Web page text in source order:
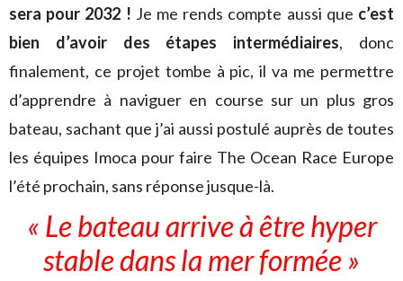
sera pour 2032 ! Je me rends compte aussi que c’est
bien d’avoir des étapes intermédiaires, donc
finalement, ce projet tombe à pic, il va me permettre
d’apprendre à naviguer en course sur un plus gros
bateau, sachant que j’ai aussi postulé auprès de toutes
les équipes Imoca pour faire The Ocean Race Europe
l’été prochain, sans réponse jusque-là.
« Le bateau arrive à être hyper
stable dans la mer formée »